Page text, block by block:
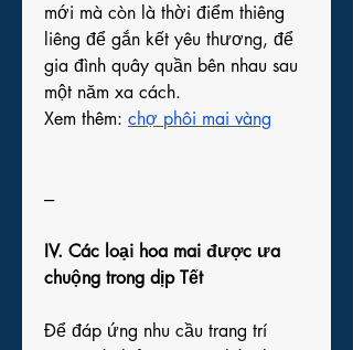
mới mà còn là thời điểm thiêng
liêng để gắn kết yêu thương, để
gia đình quây quần bên nhau sau
một năm xa cách.
Xem thêm: chợ phôi mai vàng
---
IV. Các loại hoa mai được ưa
chuộng trong dịp Tết
Để đáp ứng nhu cầu trang trí